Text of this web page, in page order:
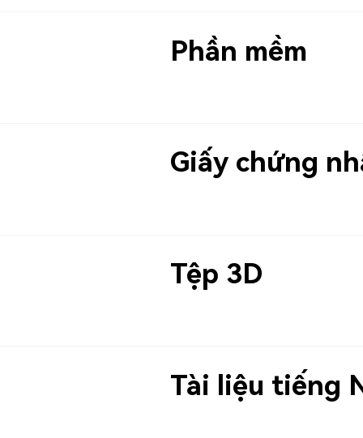
Phần mềm
Giấy chứng
Tệp 3D
Tài liệu tiếng